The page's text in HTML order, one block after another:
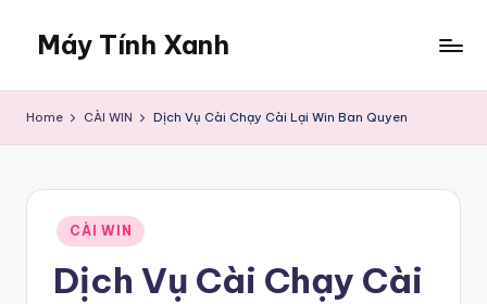
content
Máy Tính Xanh
Sửa
Nhà
Home CÀI WIN Dịch Vụ Cài Chạy Cài Lại Win Ban Quyen
Posted
in
CÀI WIN
Dịch Vụ Cài Chạy Cài